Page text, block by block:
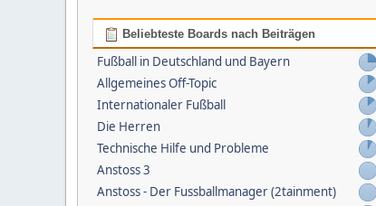
Beliebteste Boards nach Beiträgen
Fußball in Deutschland und Bayern
Allgemeines Off-Topic
Internationaler Fußball
Die Herren
Technische Hilfe und Probleme
Anstoss 3
Anstoss - Der Fussballmanager (2tainment)